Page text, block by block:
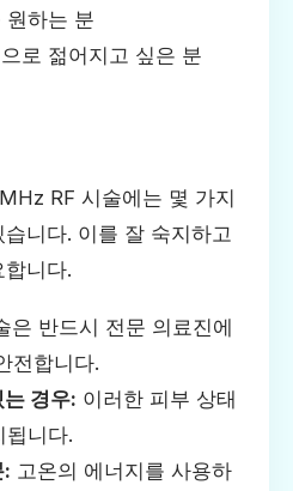
원하는 분
로 젊어지고 싶은 분
RF 시술에는 몇 가지
니다. 이를 잘 숙지하고
니다.
은 반드시 전문 의료진에
전합니다.
경우: 이러한 피부 상태
됩니다.
: 고온의 에너지를 사용하